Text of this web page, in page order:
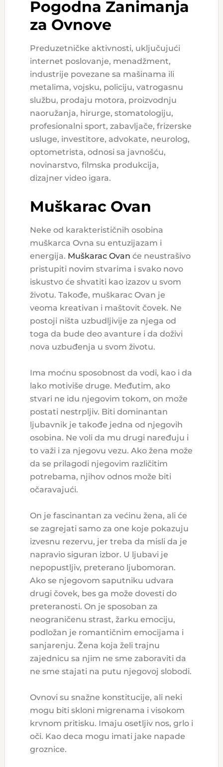
Pogodna Zanimanja
za Ovnove
Preduzetničke aktivnosti, uključujući
internet poslovanje, menadžment,
industrije povezane sa mašinama ili
metalima, vojsku, policiju, vatrogasnu
službu, prodaju motora, proizvodnju
naoružanja, hirurge, stomatologiju,
profesionalni sport, zabavljače, frizerske
usluge, investitore, advokate, neurolog,
optometrista, odnosi sa javnošću,
novinarstvo, filmska produkcija,
dizajner video igara.
Muškarac Ovan
Neke od karakterističnih osobina
muškarca Ovna su entuzijazam i
energija. Muškarac Ovan će neustrašivo
pristupiti novim stvarima i svako novo
iskustvo će shvatiti kao izazov u ​​svom
životu. Takođe, muškarac Ovan je
veoma kreativan i maštovit čovek. Ne
postoji ništa uzbudljivije za njega od
toga da bude deo avanture i da doživi
nova uzbuđenja u svom životu.
Ima moćnu sposobnost da vodi, kao i da
lako motiviše druge. Međutim, ako
stvari ne idu njegovim tokom, on može
postati nestrpljiv. Biti dominantan
ljubavnik je takođe jedna od njegovih
osobina. Ne voli da mu drugi naređuju i
to važi i za njegovu vezu. Ako žena može
da se prilagodi njegovim različitim
potrebama, njihov odnos može biti
očaravajući.
On je fascinantan za većinu žena, ali će
se zagrejati samo za one koje pokazuju
izvesnu rezervu, jer treba da misli da je
napravio siguran izbor. U ljubavi je
nepopustljiv, preterano ljubomoran.
Ako se njegovom saputniku udvara
drugi čovek, bes ga može dovesti do
preteranosti. On je sposoban za
neograničenu strast, žarku emociju,
podložan je romantičnim emocijama i
sanjarenju. Žena koja želi trajnu
zajednicu sa njim ne sme zaboraviti da
ne sme stajati na putu njegovoj slobodi.
Ovnovi su snažne konstitucije, ali neki
mogu biti skloni migrenama i visokom
krvnom pritisku. Imaju osetljiv nos, grlo i
oči. Kao deca mogu imati jake napade
groznice.